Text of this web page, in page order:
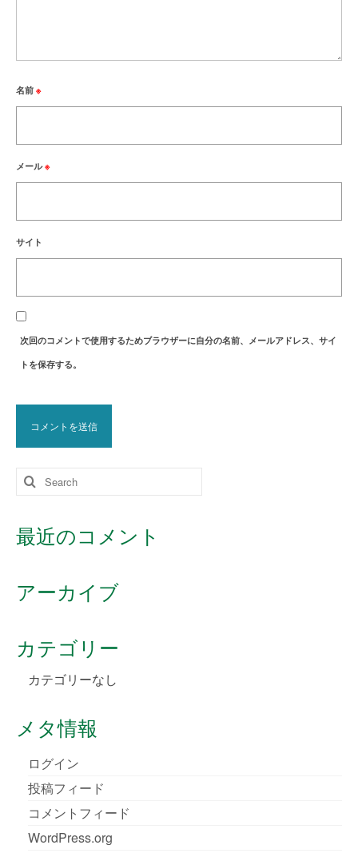
名前 ※
メール※
サイト
次回のコメントで使用するためブラウザーに自分の名前、メールアドレス、サイ
トを保存する。
Search
最近のコメント
アーカイブ
カテゴリー
カテゴリーなし
メタ情報
ログイン
投稿フィード
コメントフィード
WordPress.org